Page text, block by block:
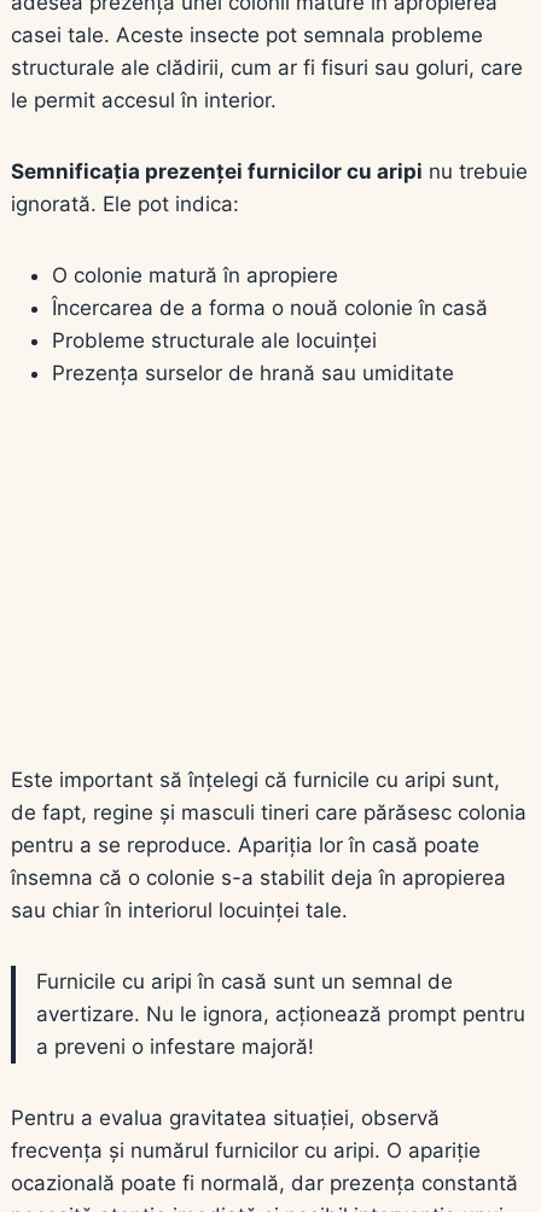
casei tale. Aceste insecte pot semnala probleme
structurale ale clădirii, cum ar fi fisuri sau goluri, care
le permit accesul în interior.
Semnificația prezenței furnicilor cu aripi nu trebuie
ignorată. Ele pot indica:
O colonie matură în apropiere
Încercarea de a forma o nouă colonie în casă
Probleme structurale ale locuinței
Prezența surselor de hrană sau umiditate
Este important să înțelegi că furnicile cu aripi sunt,
de fapt, regine și masculi tineri care părăsesc colonia
pentru a se reproduce. Apariția lor în casă poate
însemna că o colonie s-a stabilit deja în apropierea
sau chiar în interiorul locuinței tale.
Furnicile cu aripi în casă sunt un semnal de
avertizare. Nu le ignora, acționează prompt pentru
a preveni o infestare majoră!
Pentru a evalua gravitatea situației, observă
frecvența și numărul furnicilor cu aripi. O apariție
ocazională poate fi normală, dar prezența constantă